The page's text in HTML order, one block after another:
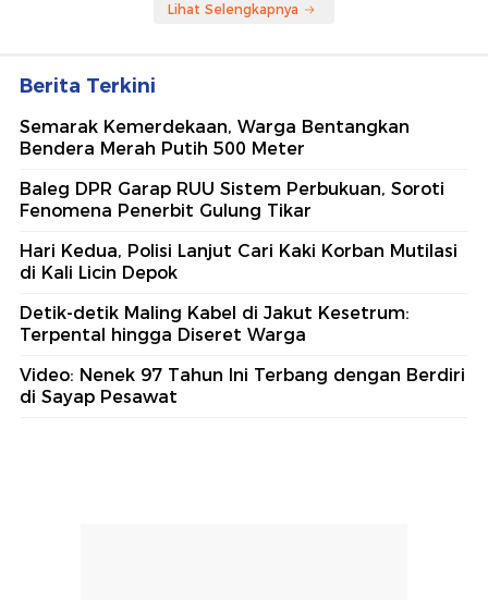
Lihat Selengkapnya
Berita Terkini
Semarak Kemerdekaan, Warga Bentangkan
Bendera Merah Putih 500 Meter
Baleg DPR Garap RUU Sistem Perbukuan, Soroti
Fenomena Penerbit Gulung Tikar
Hari Kedua, Polisi Lanjut Cari Kaki Korban Mutilasi
di Kali Licin Depok
Detik-detik Maling Kabel di Jakut Kesetrum:
Terpental hingga Diseret Warga
Video: Nenek 97 Tahun Ini Terbang dengan Berdiri
di Sayap Pesawat